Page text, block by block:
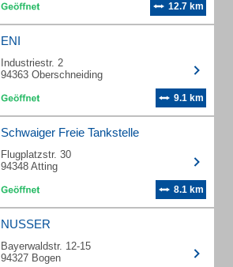
12.7 km
ENI
Industriestr. 2
94363 Oberschneiding
9.1 km
Schwaiger Freie Tankstelle
Flugplatzstr. 30
94348 Atting
8.1 km
NUSSER
Bayerwaldstr. 12-15
94327 Bogen